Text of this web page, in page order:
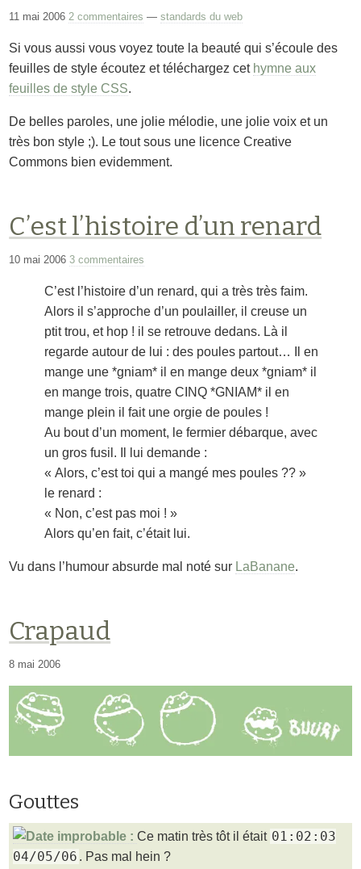
11 mai 20062 commentaires —standards du web
Si vous aussi vous voyez toute la beauté qui s’écoule des
feuilles de style écoutez et téléchargez cet hymne aux
feuilles de style CSS.
De belles paroles, une jolie mélodie, une jolie voix et un
très bon style ;). Le tout sous une licence Creative
Commons bien evidemment.
C’est l’histoire d’un renard
10 mai 2006 3 commentaires
C’est l’histoire d’un renard, qui a très très faim.
Alors il s’approche d’un poulailler, il creuse un
ptit trou, et hop ! il se retrouve dedans. Là il
regarde autour de lui : des poules partout… Il en
mange une *gniam* il en mange deux *gniam* il
en mange trois, quatre CINQ *GNIAM* il en
mange plein il fait une orgie de poules !
Au bout d’un moment, le fermier débarque, avec
un gros fusil. Il lui demande :
« Alors, c’est toi qui a mangé mes poules ?? »
le renard :
« Non, c’est pas moi ! »
Alors qu’en fait, c’était lui.
Vu dans l’humour absurde mal noté sur LaBanane.
Crapaud
8 mai 2006
Gouttes
Ce matin très tôt il était 01:02:03
04/05/06 . Pas mal hein ?